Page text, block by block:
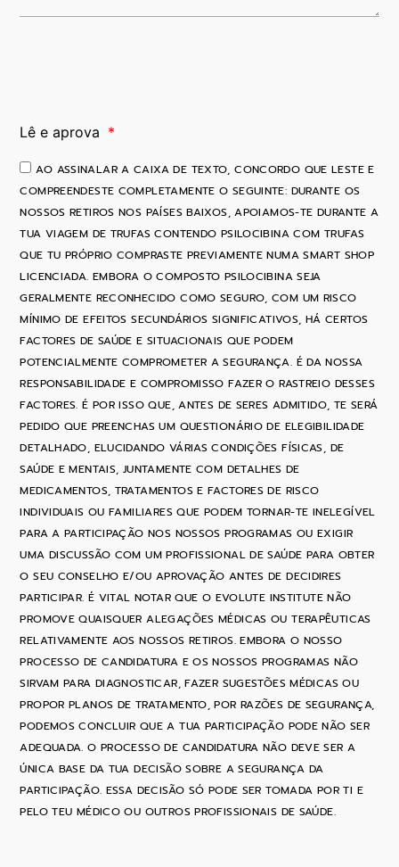
Lê e aprova
AO ASSINALAR A CAIXA DE TEXTO, CONCORDO QUE LESTE E
COMPREENDESTE COMPLETAMENTE O SEGUINTE: DURANTE OS
NOSSOS RETIROS NOS PAÍSES BAIXOS, APOIAMOS-TE DURANTE A
TUA VIAGEM DE TRUFAS CONTENDO PSILOCIBINA COM TRUFAS
QUE TU PRÓPRIO COMPRASTE PREVIAMENTE NUMA SMART SHOP
LICENCIADA. EMBORA O COMPOSTO PSILOCIBINA SEJA
GERALMENTE RECONHECIDO COMO SEGURO, COM UM RISCO
MÍNIMO DE EFEITOS SECUNDÁRIOS SIGNIFICATIVOS, HÁ CERTOS
FACTORES DE SAÚDE E SITUACIONAIS QUE PODEM
POTENCIALMENTE COMPROMETER A SEGURANÇA. É DA NOSSA
RESPONSABILIDADE E COMPROMISSO FAZER O RASTREIO DESSES
FACTORES. É POR ISSO QUE, ANTES DE SERES ADMITIDO, TE SERÁ
PEDIDO QUE PREENCHAS UM QUESTIONÁRIO DE ELEGIBILIDADE
DETALHADO, ELUCIDANDO VÁRIAS CONDIÇÕES FÍSICAS, DE
SAÚDE E MENTAIS, JUNTAMENTE COM DETALHES DE
MEDICAMENTOS, TRATAMENTOS E FACTORES DE RISCO
INDIVIDUAIS OU FAMILIARES QUE PODEM TORNAR-TE INELEGÍVEL
PARA A PARTICIPAÇÃO NOS NOSSOS PROGRAMAS OU EXIGIR
UMA DISCUSSÃO COM UM PROFISSIONAL DE SAÚDE PARA OBTER
O SEU CONSELHO E/OU APROVAÇÃO ANTES DE DECIDIRES
PARTICIPAR. É VITAL NOTAR QUE O EVOLUTE INSTITUTE NÃO
PROMOVE QUAISQUER ALEGAÇÕES MÉDICAS OU TERAPÊUTICAS
RELATIVAMENTE AOS NOSSOS RETIROS. EMBORA O NOSSO
PROCESSO DE CANDIDATURA E OS NOSSOS PROGRAMAS NÃO
SIRVAM PARA DIAGNOSTICAR, FAZER SUGESTÕES MÉDICAS OU
PROPOR PLANOS DE TRATAMENTO, POR RAZÕES DE SEGURANÇA,
PODEMOS CONCLUIR QUE A TUA PARTICIPAÇÃO PODE NÃO SER
ADEQUADA. O PROCESSO DE CANDIDATURA NÃO DEVE SER A
ÚNICA BASE DA TUA DECISÃO SOBRE A SEGURANÇA DA
PARTICIPAÇÃO. ESSA DECISÃO SÓ PODE SER TOMADA POR TI E
PELO TEU MÉDICO OU OUTROS PROFISSIONAIS DE SAÚDE.